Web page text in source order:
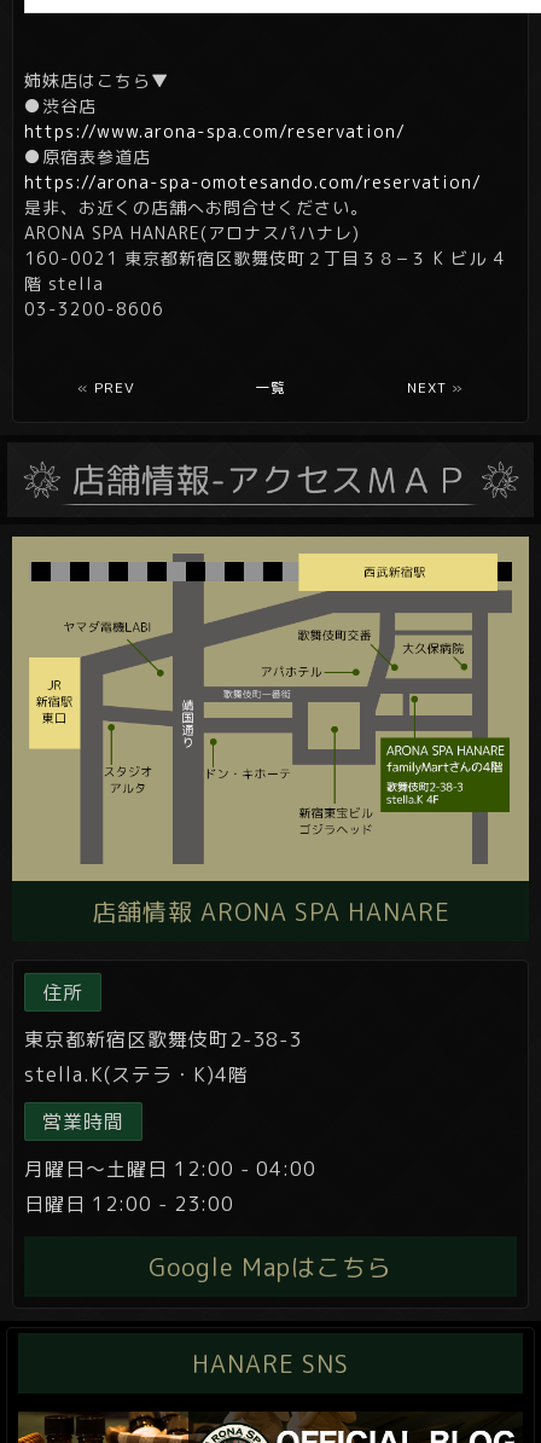
姉妹店はこちら▼
●渋谷店
https://www.arona-spa.com/reservation/
●原宿表参道店
https://arona-spa-omotesando.com/reservation/
是非、お近くの店舗へお問合せください。
ARONA SPA HANARE(アロナスパハナレ)
160-0021 東京都新宿区歌舞伎町２丁目３８−３ K ビル 4
階 stella
03-3200-8606
« PREV 一覧 NEXT »
店舗情報 ARONA SPA HANARE
住所
東京都新宿区歌舞伎町2-38-3
stella.K(ステラ・K)4階
営業時間
月曜日～土曜日 12:00 - 04:00
日曜日 12:00 - 23:00
Google Mapはこちら
HANARE SNS